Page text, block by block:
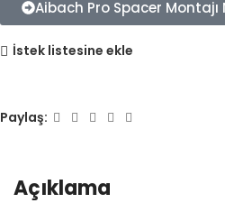
Aibach Pro Spacer Montajı
İstek listesine ekle
Paylaş:
Açıklama